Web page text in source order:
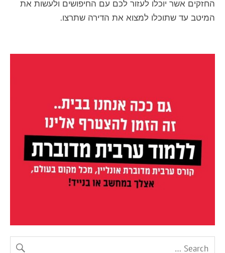
החזקים אשר יוכלו לעזור לכם עם החיפושים ולעשות את
המיטב עד שתוכלו למצוא את הדירה שתרצו.